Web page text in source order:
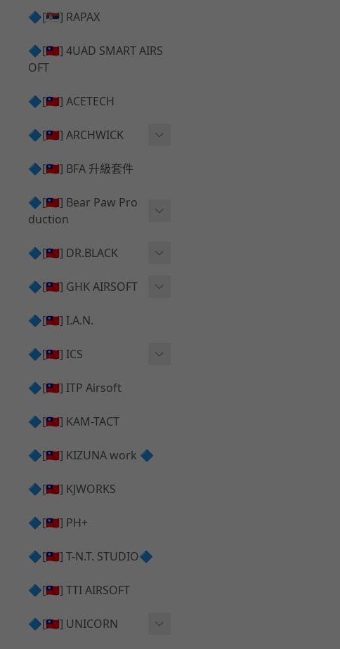
TAC-41 🔄 原廠 ⧸ 零件
HOP膠皮 ⧸ 下壓塊
件
[夢神⧸Morpheus] 不鏽鋼
內管
套件
[夢神⧸Morpheus] 碳鋼 內
管
🔷[🇷🇸] RAPAX
🔷[🇹🇼] 4UAD SMART AIRS
OFT
🔷[🇹🇼] ACETECH
🔷[🇹🇼] ARCHWICK
衝鋒套件 Convertion Kit
MWS 升級組件
B＆T APC9 系列產品
B＆T SPR300系列產品
HOP膠皮
🔷[🇹🇼] BFA 升級套件
🔷[🇹🇼] Bear Paw Pro
duction
T-5000
🔷[🇹🇼] DR.BLACK
Hi-capa 彈匣外觀
維護保養
Hi-capa 上半外觀
Hi-capa 內部升級
🔷[🇹🇼] GHK AIRSOFT
AR ⧸ M4 GBB 原廠零件
AKM V3 主體 ＆ 原廠零件
G5 原廠零件
G17 GEN.3 原廠零件
AR ⧸ M4 GBB 升級套件
🔷[🇹🇼] I.A.N.
🔷[🇹🇼] ICS
Hi-Capa 維修零件
ICS 成槍
🔷[🇹🇼] ITP Airsoft
🔷[🇹🇼] KAM-TACT
🔷[🇹🇼] KIZUNA work 🔷
🔷[🇹🇼] KJWORKS
🔷[🇹🇼] PH+
🔷[🇹🇼] T-N.T. STUDIO🔷
🔷[🇹🇼] TTI AIRSOFT
🔷[🇹🇼] UNICORN